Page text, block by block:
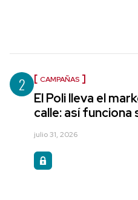
2 CAMPAÑAS
El Poli lleva el
calle: así
julio 31, 2026